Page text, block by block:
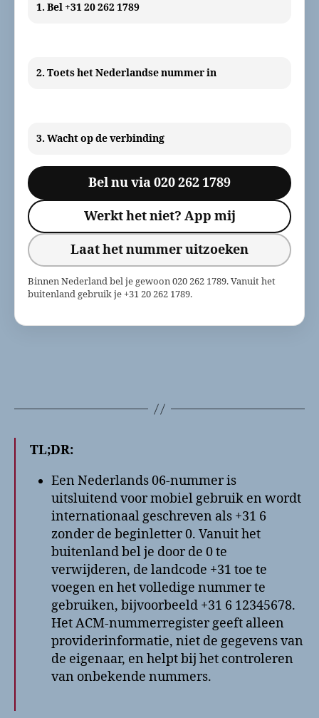
1. Bel +31 20 262 1789
2. Toets het Nederlandse nummer in
3. Wacht op de verbinding
Bel nu via 020 262 1789
Werkt het niet? App mij
Laat het nummer uitzoeken
Binnen Nederland bel je gewoon 020 262 1789. Vanuit het
buitenland gebruik je +31 20 262 1789.
TL;DR:
Een Nederlands 06-nummer is
uitsluitend voor mobiel gebruik en wordt
internationaal geschreven als +31 6
zonder de beginletter 0. Vanuit het
buitenland bel je door de 0 te
verwijderen, de landcode +31 toe te
voegen en het volledige nummer te
gebruiken, bijvoorbeeld +31 6 12345678.
Het ACM-nummerregister geeft alleen
providerinformatie, niet de gegevens van
de eigenaar, en helpt bij het controleren
van onbekende nummers.